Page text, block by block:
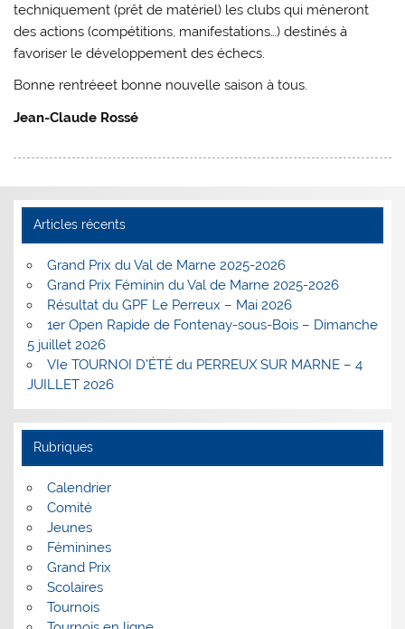
techniquement (prêt de matériel) les clubs qui mèneront
des actions (compétitions, manifestations…) destinés à
favoriser le développement des échecs.
Bonne rentréeet bonne nouvelle saison à tous.
Jean-Claude Rossé
Articles récents
Grand Prix du Val de Marne 2025-2026
Grand Prix Féminin du Val de Marne 2025-2026
Résultat du GPF Le Perreux – Mai 2026
1er Open Rapide de Fontenay-sous-Bois – Dimanche
5 juillet 2026
VIe TOURNOI D’ÉTÉ du PERREUX SUR MARNE – 4
JUILLET 2026
Rubriques
Calendrier
Comité
Jeunes
Féminines
Grand Prix
Scolaires
Tournois